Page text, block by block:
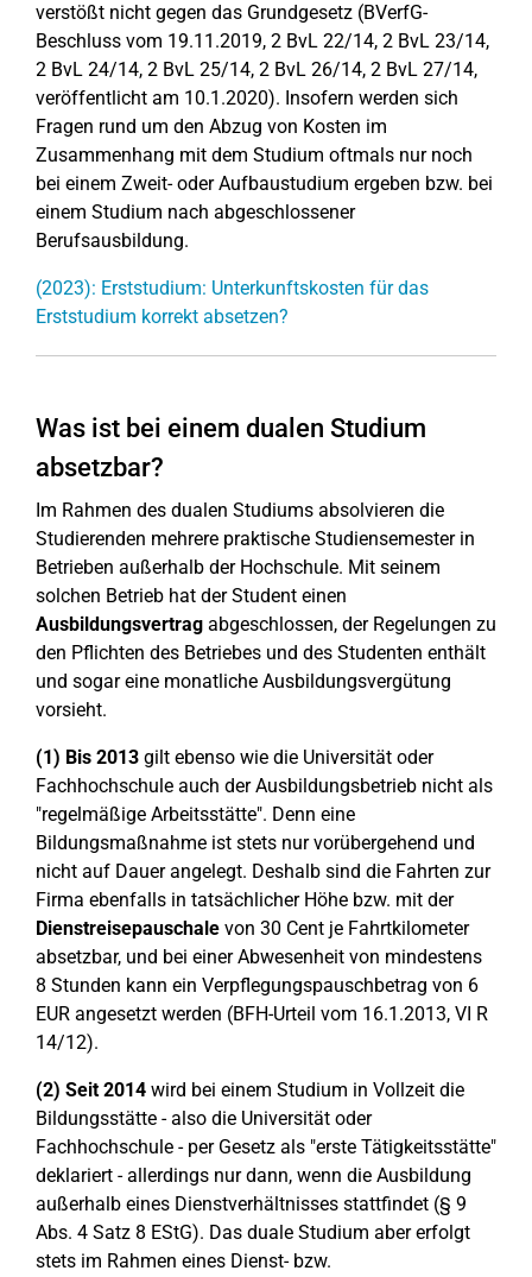
verstößt nicht gegen das Grundgesetz (BVerfG-
Beschluss vom 19.11.2019, 2 BvL 22/14, 2 BvL 23/14,
2 BvL 24/14, 2 BvL 25/14, 2 BvL 26/14, 2 BvL 27/14,
veröffentlicht am 10.1.2020). Insofern werden sich
Fragen rund um den Abzug von Kosten im
Zusammenhang mit dem Studium oftmals nur noch
bei einem Zweit- oder Aufbaustudium ergeben bzw. bei
einem Studium nach abgeschlossener
Berufsausbildung.
(2023): Erststudium: Unterkunftskosten für das
Erststudium korrekt absetzen?
Was ist bei einem dualen Studium
absetzbar?
Im Rahmen des dualen Studiums absolvieren die
Studierenden mehrere praktische Studiensemester in
Betrieben außerhalb der Hochschule. Mit seinem
solchen Betrieb hat der Student einen
Ausbildungsvertrag abgeschlossen, der Regelungen zu
den Pflichten des Betriebes und des Studenten enthält
und sogar eine monatliche Ausbildungsvergütung
vorsieht.
(1) Bis 2013 gilt ebenso wie die Universität oder
Fachhochschule auch der Ausbildungsbetrieb nicht als
"regelmäßige Arbeitsstätte". Denn eine
Bildungsmaßnahme ist stets nur vorübergehend und
nicht auf Dauer angelegt. Deshalb sind die Fahrten zur
Firma ebenfalls in tatsächlicher Höhe bzw. mit der
Dienstreisepauschale von 30 Cent je Fahrtkilometer
absetzbar, und bei einer Abwesenheit von mindestens
8 Stunden kann ein Verpflegungspauschbetrag von 6
EUR angesetzt werden (BFH-Urteil vom 16.1.2013, VI R
14/12).
(2) Seit2014 wird bei einem Studium in Vollzeit die
Bildungsstätte - also die Universität oder
Fachhochschule - per Gesetz als "erste Tätigkeitsstätte"
deklariert - allerdings nur dann, wenn die Ausbildung
außerhalb eines Dienstverhältnisses stattfindet (§ 9
Abs. 4 Satz 8 EStG). Das duale Studium aber erfolgt
stets im Rahmen eines Dienst- bzw.